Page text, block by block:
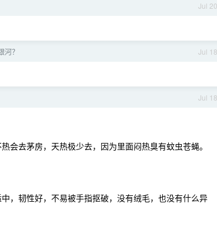
Jul 20
Jul 18
？
Jul 18
会去茅房，天热极少去，因为里面闷热臭有蚊虫苍蝇。
，韧性好，不易被手指抠破，没有绒毛，也没有什么异